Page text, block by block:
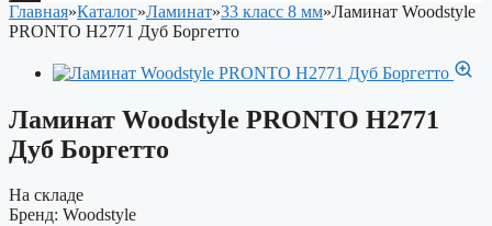
Главная»Каталог»Ламинат»33 класс 8 мм»Ламинат Woodstyle
PRONTO H2771 Дуб Боргетто
Ламинат Woodstyle PRONTO H2771
Дуб Боргетто
На складе
Бренд: Woodstyle